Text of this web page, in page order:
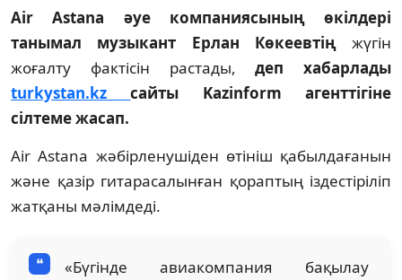
Air Astana әуе компаниясының өкілдері
танымал музыкант Ерлан Көкеевтің жүгін
жоғалту фактісін растады,деп хабарлады
turkystan.kzсайты Kazinform агенттігіне
сілтеме жасап.
Air Astana жәбірленушіден өтініш қабылдағанын
және қазір гитарасалынған қораптың іздестіріліп
жатқаны мәлімдеді.
«Бүгінде авиакомпания бақылау